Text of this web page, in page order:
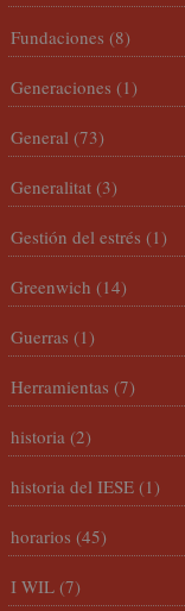
Fundaciones (8)
Generaciones (1)
General (73)
Generalitat (3)
Gestión del estrés (1)
Greenwich (14)
Guerras (1)
Herramientas (7)
historia (2)
historia del IESE (1)
horarios (45)
I WIL (7)